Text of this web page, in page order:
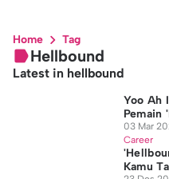
Home Tag
Hellbound
Latest in hellbound
Yoo Ah
Pemain
03 Mar
Career
Kamu